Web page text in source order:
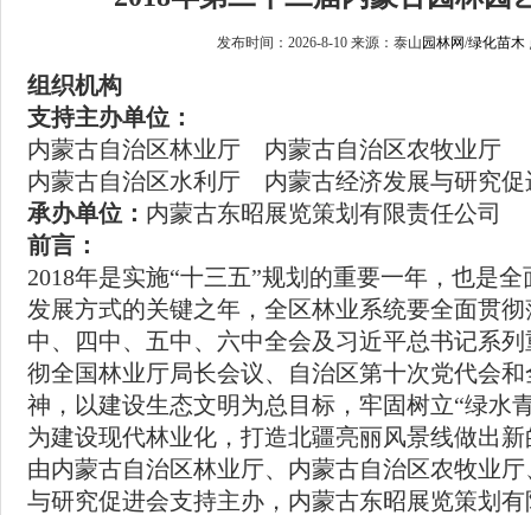
发布时间：2026-8-10 来源：泰山 园林网/绿化苗木
组织机构
支持主办单位：
内蒙古自治区林业厅 内蒙古自治区农牧业厅
内蒙古自治区水利厅 内蒙古经济发展与研究促
承办单位： 内蒙古东昭展览策划有限责任
前言：
2018年是实施“十三五”规划的重要一年，也是
发展方式的关键之年，全区林业系统要全面贯
中、四中、五中、六中全会及习近平总书记系
彻全国林业厅局长会议、自治区第十次党代会
神，以建设生态文明为总目标，牢固树立“绿水
为建设现代林业化，打造北疆亮丽风景线做出
由内蒙古自治区林业厅、内蒙古自治区农牧业
与研究促进会支持主办，内蒙古东昭展览策划